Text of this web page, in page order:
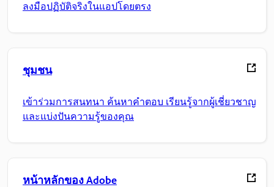
ลงมือปฏิบัติจริงในแอปโดยตรง
ชุมชน
เข้าร่วมการสนทนา ค้นหาคำตอบ เรียนรู้จากผู้เชี่ยวชาญ
และแบ่งปันความรู้ของคุณ
หน้าหลักของ Adobe